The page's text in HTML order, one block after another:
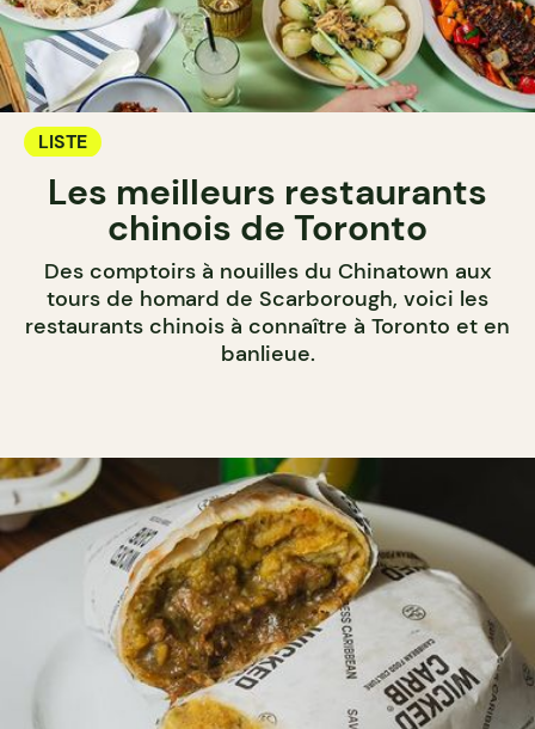
LISTE
Les meilleurs restaurants
chinois de Toronto
Des comptoirs à nouilles du Chinatown aux
tours de homard de Scarborough, voici les
restaurants chinois à connaître à Toronto et en
banlieue.